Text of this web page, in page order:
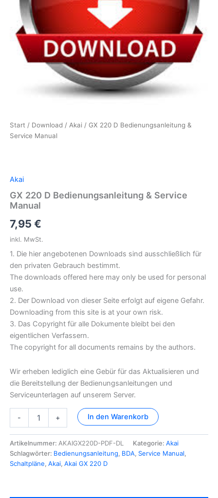
Start / Download / Akai / GX 220 D Bedienungsanleitung &
Service Manual
Akai
GX 220 D Bedienungsanleitung & Service
Manual
7,95 €
inkl. MwSt.
1. Die hier angebotenen Downloads sind ausschließlich für
den privaten Gebrauch bestimmt.
The downloads offered here may only be used for personal
use.
2. Der Download von dieser Seite erfolgt auf eigene Gefahr.
Downloading from this site is at your own risk.
3. Das Copyright für alle Dokumente bleibt bei den
eigentlichen Verfassern.
The copyright for all documents remains by the authors.
Wir erheben lediglich eine Gebür für das Aktualisieren und
die Bereitstellung der Bedienungsanleitungen und
Serviceunterlagen auf unserem Server.
-
Bedienungsanleitung
&
Service
+ In den Warenkorb
Artikelnummer: AKAIGX220D-PDF-DL Kategorie: Akai
Schlagwörter: Bedienungsanleitung, BDA, Service Manual,
Schaltpläne, Akai, Akai GX 220 D